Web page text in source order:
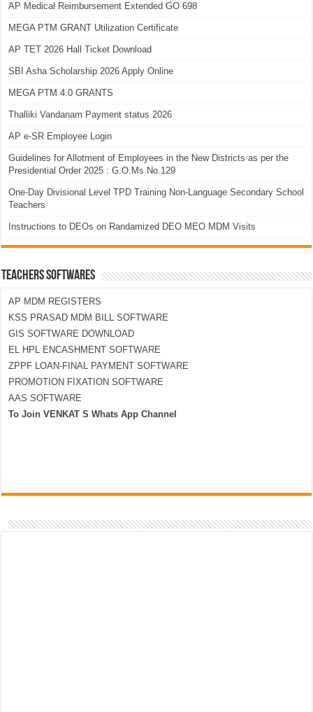
AP Medical Reimbursement Extended GO 698
MEGA PTM GRANT Utilization Certificate
AP TET 2026 Hall Ticket Download
SBI Asha Scholarship 2026 Apply Online
MEGA PTM 4.0 GRANTS
Thalliki Vandanam Payment status 2026
AP e-SR Employee Login
Guidelines for Allotment of Employees in the New Districts as per the
Presidential Order 2025 : G.O.Ms.No.129
One-Day Divisional Level TPD Training Non-Language Secondary School
Teachers
Instructions to DEOs on Randamized DEO MEO MDM Visits
TEACHERS SOFTWARES
AP MDM REGISTERS
KSS PRASAD MDM BILL SOFTWARE
GIS SOFTWARE DOWNLOAD
EL HPL ENCASHMENT SOFTWARE
ZPPF LOAN-FINAL PAYMENT SOFTWARE
PROMOTION FIXATION SOFTWARE
AAS SOFTWARE
To Join VENKAT S Whats App Channel